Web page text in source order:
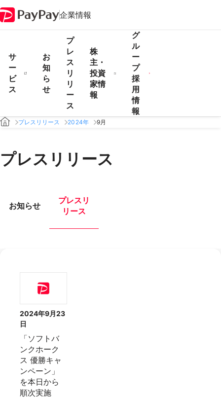
企業情報
サ
ー
ビ
ス
お
知
ら
せ
プ
レ
ス
リ
リ
ー
ス
株
主・
投資
家情
報
グ
ル
ー
プ
採
用
情
報
プレスリリース 2024年 9月
プレスリリース
お知らせ
プレスリ
リース
2024年9月23
日
「ソフトバ
ンクホーク
ス 優勝キャ
ンペーン」
を本日から
順次実施